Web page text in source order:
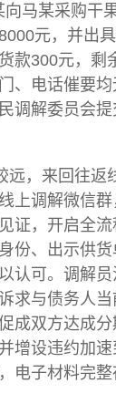
马某采购干
元，并出
款300元，剩
、电话催要
调解委员会提
远，来回往返
上调解微信
证，开启全流
份、出示供
认可。调解
求与债务人当
成双方达成分
增设违约加
电子材料完整